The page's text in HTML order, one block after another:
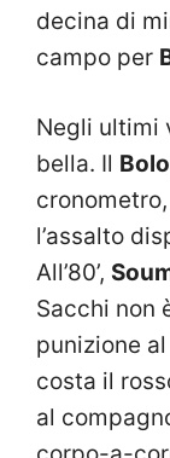
decina di
campo per
Negli ultimi
bella. Il
l’assalto
All’80’,
Sacchi non
punizione
costa il
al